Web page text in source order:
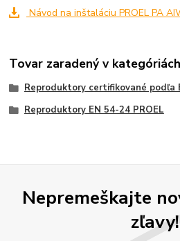
Návod na inštaláciu PROEL PA
Tovar zaradený v kategóriách
Reproduktory certifikované podľa
Reproduktory EN 54-24 PROEL
Nepremeškajte
zľavy!